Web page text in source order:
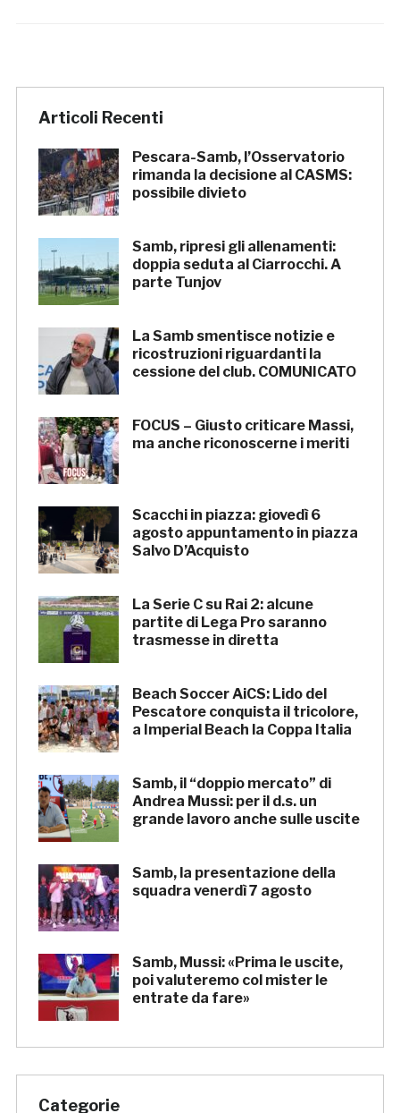
Articoli Recenti
Pescara-Samb, l’Osservatorio
rimanda la decisione al CASMS:
possibile divieto
Samb, ripresi gli allenamenti:
doppia seduta al Ciarrocchi. A
parte Tunjov
La Samb smentisce notizie e
ricostruzioni riguardanti la
cessione del club. COMUNICATO
FOCUS – Giusto criticare Massi,
ma anche riconoscerne i meriti
Scacchi in piazza: giovedì 6
agosto appuntamento in piazza
Salvo D’Acquisto
La Serie C su Rai 2: alcune
partite di Lega Pro saranno
trasmesse in diretta
Beach Soccer AiCS: Lido del
Pescatore conquista il tricolore,
a Imperial Beach la Coppa Italia
Samb, il “doppio mercato” di
Andrea Mussi: per il d.s. un
grande lavoro anche sulle uscite
Samb, la presentazione della
squadra venerdì 7 agosto
Samb, Mussi: «Prima le uscite,
poi valuteremo col mister le
entrate da fare»
Categorie